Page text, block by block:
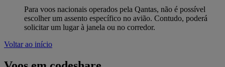
Para voos nacionais operados pela Qantas, não é possível
escolher um assento específico no avião. Contudo, poderá
solicitar um lugar à janela ou no corredor.
Voltar ao início